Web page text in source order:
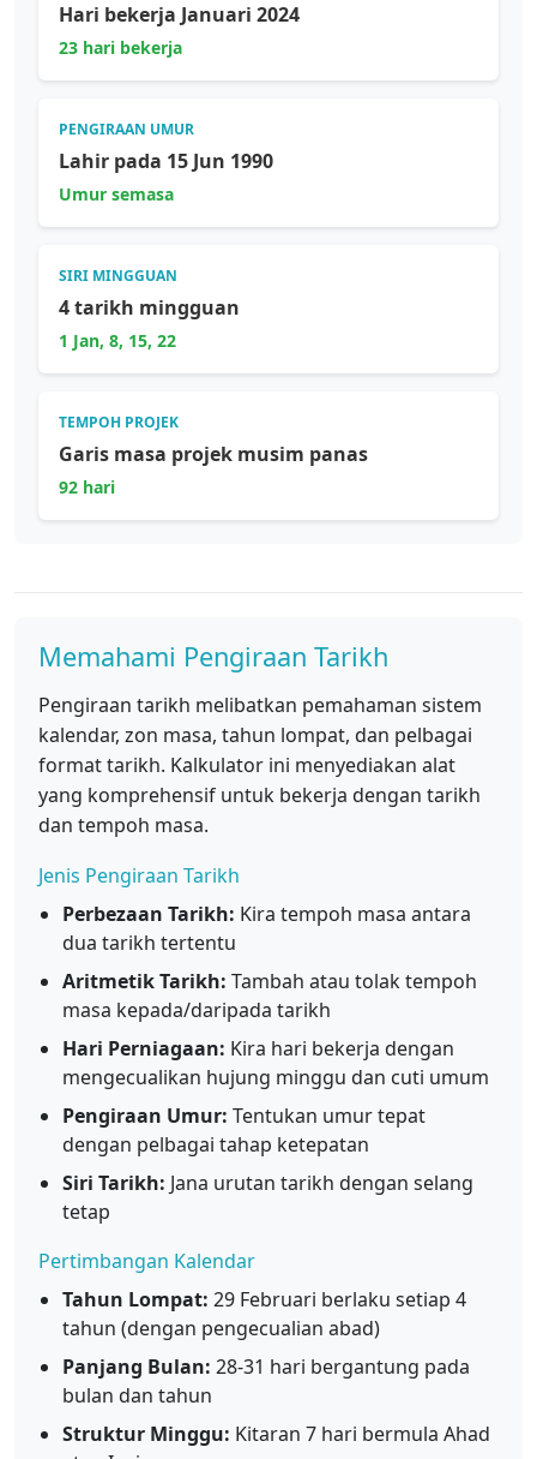
Hari bekerja Januari 2024
23 hari bekerja
PENGIRAAN UMUR
Lahir pada 15 Jun 1990
Umur semasa
SIRI MINGGUAN
4 tarikh mingguan
1 Jan, 8, 15, 22
TEMPOH PROJEK
Garis masa projek musim panas
92 hari
Memahami Pengiraan Tarikh
Pengiraan tarikh melibatkan pemahaman sistem
kalendar, zon masa, tahun lompat, dan pelbagai
format tarikh. Kalkulator ini menyediakan alat
yang komprehensif untuk bekerja dengan tarikh
dan tempoh masa.
Jenis Pengiraan Tarikh
Perbezaan Tarikh: Kira tempoh masa antara
dua tarikh tertentu
Aritmetik Tarikh: Tambah atau tolak tempoh
masa kepada/daripada tarikh
Hari Perniagaan: Kira hari bekerja dengan
mengecualikan hujung minggu dan cuti umum
Pengiraan Umur: Tentukan umur tepat
dengan pelbagai tahap ketepatan
Siri Tarikh: Jana urutan tarikh dengan selang
tetap
Pertimbangan Kalendar
Tahun Lompat: 29 Februari berlaku setiap 4
tahun (dengan pengecualian abad)
Panjang Bulan: 28-31 hari bergantung pada
bulan dan tahun
Struktur Minggu: Kitaran 7 hari bermula Ahad